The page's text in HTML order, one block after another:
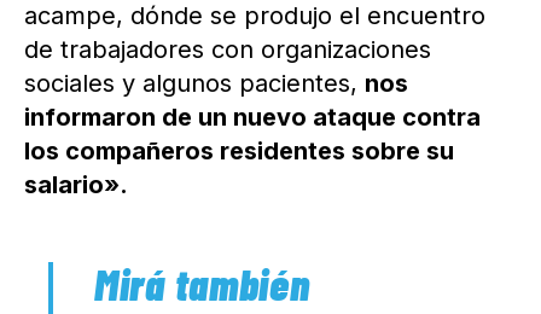
acampe, dónde se produjo el encuentro
de trabajadores con organizaciones
sociales y algunos pacientes, nos
informaron de un nuevo ataque contra
los compañeros residentes sobre su
salario».